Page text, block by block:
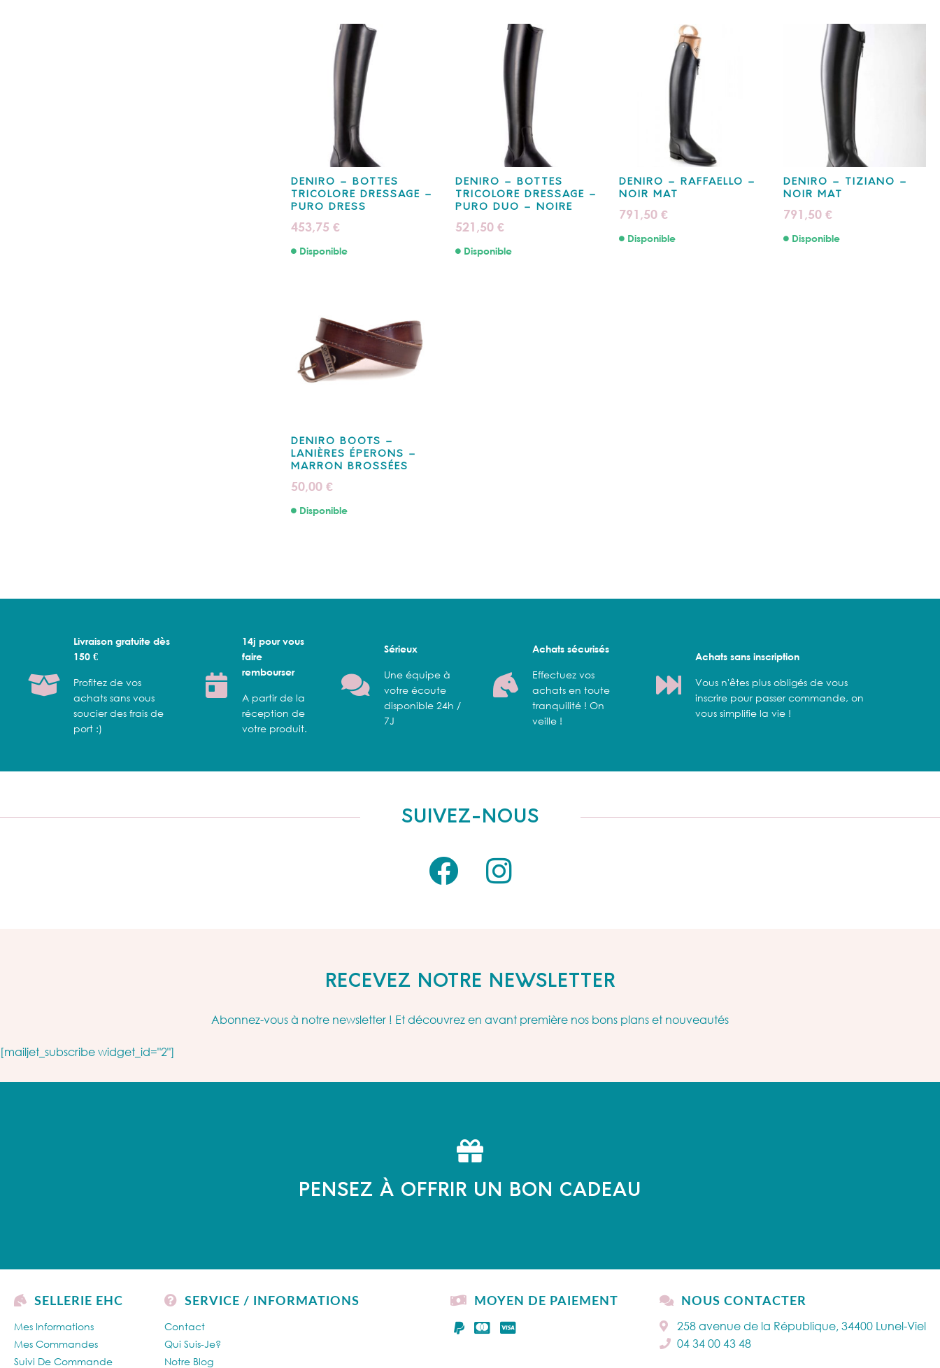
DENIRO – BOTTES
TRICOLORE DRESSAGE –
PURO DRESS
453,75 €
Disponible
DENIRO – BOTTES
TRICOLORE DRESSAGE –
PURO DUO – NOIRE
521,50 €
Disponible
DENIRO – RAFFAELLO –
NOIR MAT
791,50 €
Disponible
DENIRO – TIZIANO –
NOIR MAT
791,50 €
Disponible
DENIRO BOOTS –
LANIÈRES ÉPERONS –
MARRON BROSSÉES
50,00 €
Disponible
Livraison gratuite dès
150 €
Profitez de vos
achats sans vous
soucier des frais de
port :)
14j pour vous
faire
rembourser
A partir de la
réception de
votre produit.
Sérieux
Une équipe à
votre écoute
disponible 24h /
7J
Achats sécurisés
Effectuez vos
achats en toute
tranquilité ! On
veille !
Achats sans inscription
Vous n'êtes plus obligés de vous
inscrire pour passer commande, on
vous simplifie la vie !
SUIVEZ-NOUS
RECEVEZ NOTRE NEWSLETTER
Abonnez-vous à notre newsletter ! Et découvrez en avant première nos bons plans et nouveautés
[mailjet_subscribe widget_id="2"]
PENSEZ À OFFRIR UN BON CADEAU
SELLERIE EHC
Mes Informations
Mes Commandes
Suivi De Commande
SERVICE / INFORMATIONS
Contact
Qui Suis-Je?
Notre Blog
MOYEN DE PAIEMENT NOUS CONTACTER
258 avenue de la République, 34400 Lunel-Viel
04 34 00 43 48